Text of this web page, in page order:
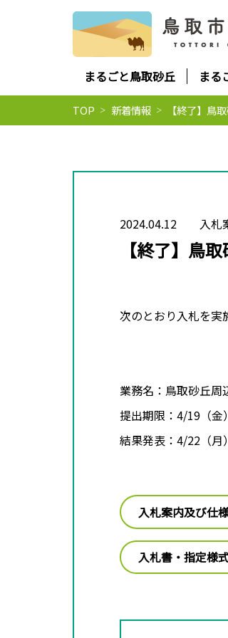
まるごと鳥取砂丘 まる
TOP 新着情報 【終了】鳥
【終了】鳥
2024.04.12 入札
次のとおり入札を実
業務名：鳥取砂丘周
提出期限：4/19（金
結果発表：4/22（月）
入札案内及び仕
入札書・指定様式